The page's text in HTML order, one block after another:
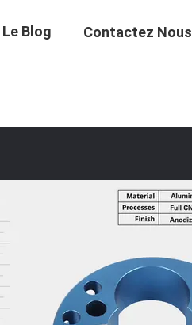
Le Blog Contactez Nous